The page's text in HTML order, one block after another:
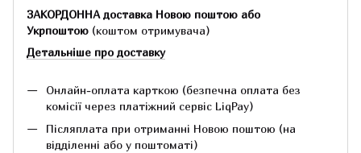
ЗАКОРДОННА доставка Новою поштою або
Укрпоштою (коштом отримувача)
Детальніше про доставку
Онлайн-оплата карткою (безпечна оплата без
комісії через платіжний сервіс LiqPay)
Післяплата при отриманні Новою поштою (на
відділенні або у поштоматі)